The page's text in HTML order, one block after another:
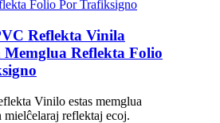
Reflekta Vinila
Memglua Reflekta Folio
Vinilo estas memglua
mielĉelaraj reflektaj ecoj.